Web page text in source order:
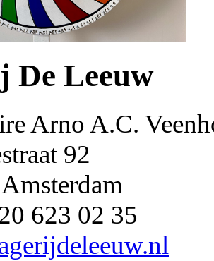
De Leeuw
Arno A.C.
92
623 02 35